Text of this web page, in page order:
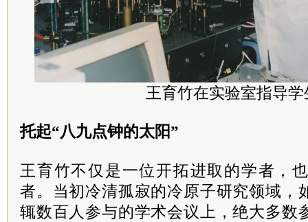
王育竹在实验室指导学
托起“八九点钟的太阳”
王育竹不仅是一位开拓进取的学者，
者。当初冷清孤寂的冷原子研究领域，
辄数百人参与的学术会议上，绝大多数